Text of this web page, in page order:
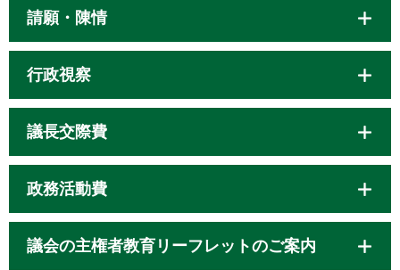
請願・陳情
行政視察
議長交際費
政務活動費
議会の主権者教育リーフレットのご案内